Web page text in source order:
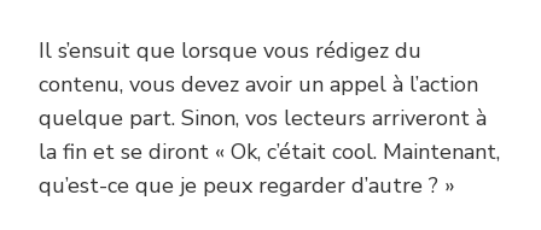
Il s’ensuit que lorsque vous rédigez du
contenu, vous devez avoir un appel à l’action
quelque part. Sinon, vos lecteurs arriveront à
la fin et se diront « Ok, c’était cool. Maintenant,
qu’est-ce que je peux regarder d’autre ? »